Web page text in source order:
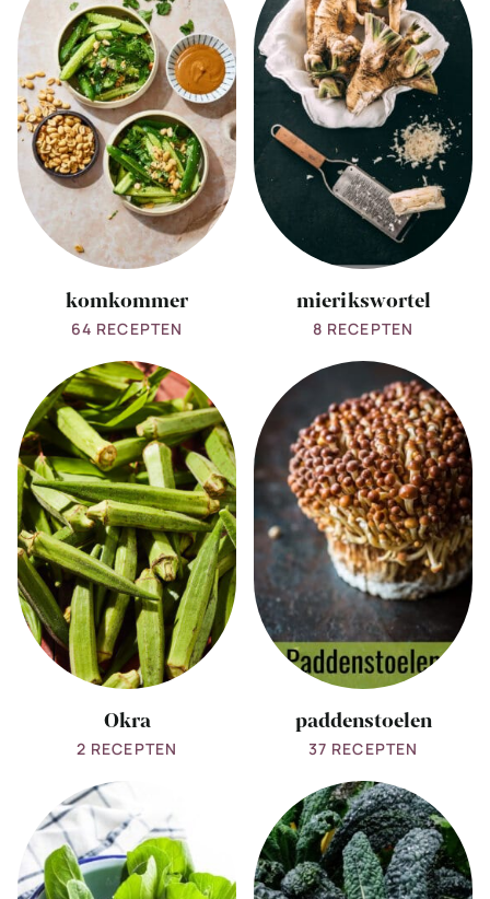
komkommer
komkommer
64 RECEPTEN
mierikswortel
mierikswortel
8 RECEPTEN
View
all
Okra
Okra
2 RECEPTEN
View
all
paddenstoelen
paddenstoelen
37 RECEPTEN
all
paksoi
View
all
palmkool